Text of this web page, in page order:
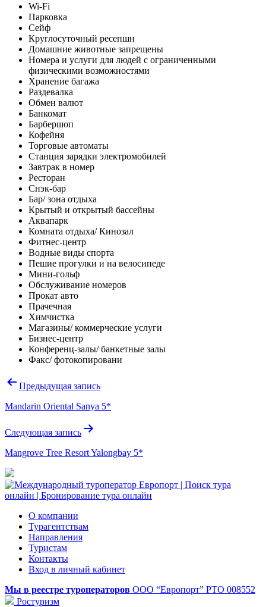
Wi-Fi
Парковка
Сейф
Круглосуточный ресепшн
Домашние животные запрещены
Номера и услуги для людей с ограниченными
физическими возможностями
Хранение багажа
Раздевалка
Обмен валют
Банкомат
Барбершоп
Кофейня
Торговые автоматы
Станция зарядки электромобилей
Завтрак в номер
Ресторан
Снэк-бар
Бар/ зона отдыха
Крытый и открытый бассейны
Аквапарк
Комната отдыха/ Кинозал
Фитнес-центр
Водные виды спорта
Пешие прогулки и на велосипеде
Мини-гольф
Обслуживание номеров
Прокат авто
Прачечная
Химчистка
Магазины/ коммерческие услуги
Бизнес-центр
Конференц-залы/ банкетные залы
Факс/ фотокопировани
Навигация
записям
Предыдущая запись
Mandarin Oriental Sanya 5*
Следующая запись
Mangrove Tree Resort Yalongbay 5*
О компании
Турагентствам
Направления
Туристам
Контакты
Вход в личный кабинет
Мы в реестре туроператоров ООО “Европорт” РТО 008552
Ростуризм